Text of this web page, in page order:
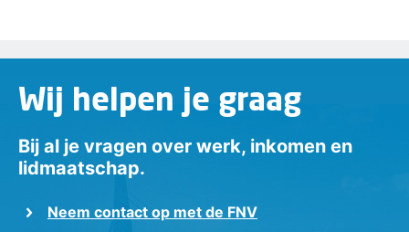
Wij helpen je graag
Bij al je vragen over werk, inkomen en
lidmaatschap.
Neem contact op met de FNV